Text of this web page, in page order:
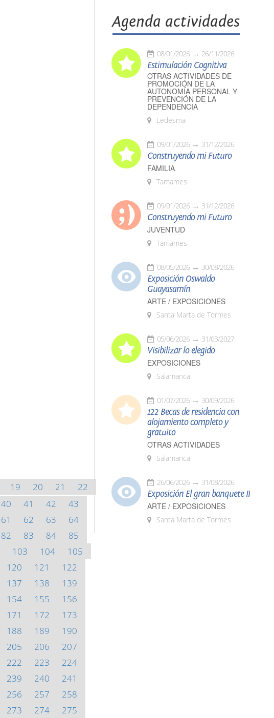
19 20 21
22
40 41 42
43
61 62 63
64
82 83 84
85
103 104
105
120 121
122
137 138
139
154 155
156
171 172
173
188 189
190
205 206
207
222 223
224
239 240
241
256 257
258
273 274 275
Agenda actividades
08/01/2026 26/11/2026
Estimulación Cognitiva
OTRAS ACTIVIDADES DE
PROMOCIÓN DE LA
AUTONOMÍA PERSONAL Y
PREVENCIÓN DE LA
DEPENDENCIA
Ledesma
09/01/2026 31/12/2026
Construyendo mi Futuro
FAMILIA
Tamames
09/01/2026 31/12/2026
Construyendo mi Futuro
JUVENTUD
Tamames
08/05/2026 30/08/2026
Exposición Oswaldo
Guayasamín
ARTE / EXPOSICIONES
Santa Marta de Tormes
05/06/2026 31/03/2027
Visibilizar lo elegido
EXPOSICIONES
Salamanca
01/07/2026 30/09/2026
122 Becas de residencia con
alojamiento completo y
gratuito
OTRAS ACTIVIDADES
Salamanca
26/06/2026 31/08/2026
Exposición El gran banquete II
ARTE / EXPOSICIONES
Santa Marta de Tormes